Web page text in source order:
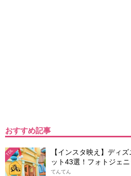
おすすめ記事
TDL
【インスタ映え】ディ
ット43選！フォトジェ
てんてん